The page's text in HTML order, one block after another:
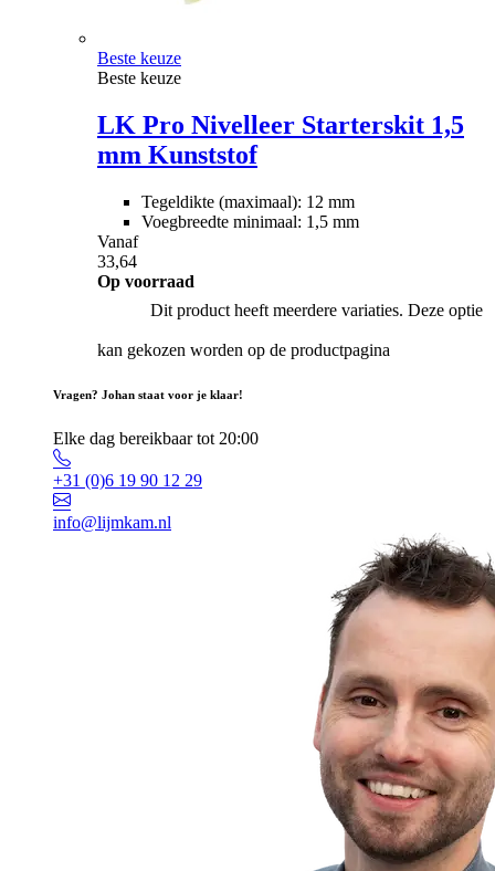
Beste keuze
Beste keuze
LK Pro Nivelleer Starterskit 1,5
mm Kunststof
Tegeldikte (maximaal): 12 mm
Voegbreedte minimaal: 1,5 mm
Vanaf
33,64
Op voorraad
Dit product heeft meerdere variaties. Deze optie
kan gekozen worden op de productpagina
Vragen? Johan staat voor je klaar!
Elke dag bereikbaar tot 20:00
+31 (0)6 19 90 12 29
info@lijmkam.nl